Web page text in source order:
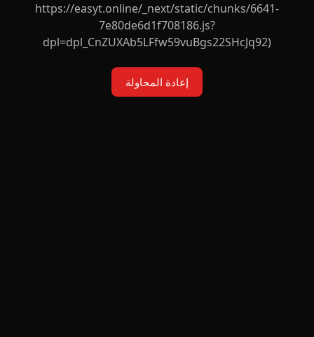
https://easyt.online/_next/static/chunks/6641-
7e80de6d1f708186.js?
dpl=dpl_CnZUXAb5LFfw59vuBgs22SHcJq92)
إعادة المحاولة